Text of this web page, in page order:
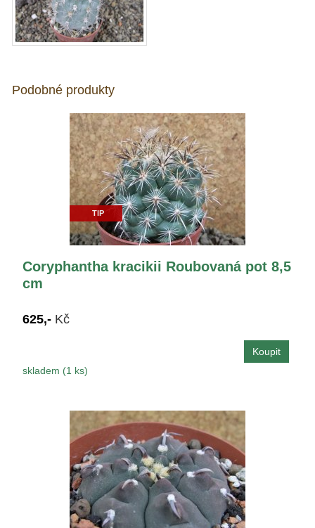
Podobné produkty
TIP
Coryphantha kracikii Roubovaná pot 8,5
cm
625,- Kč
skladem (1 ks)